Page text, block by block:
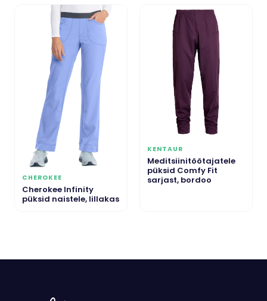
CHEROKEE
Cherokee Infinity
püksid naistele, lillakas
KENTAUR
Meditsiinitöötajatele
püksid Comfy Fit
sarjast, bordoo